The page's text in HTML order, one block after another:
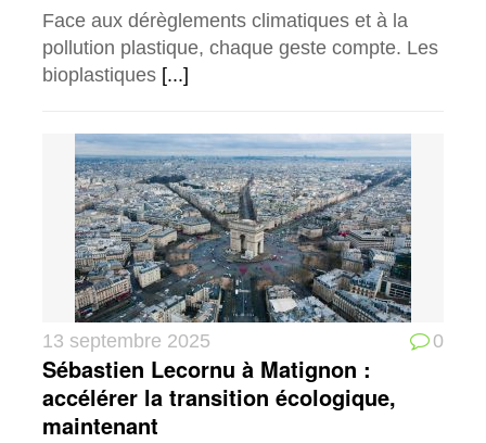
Face aux dérèglements climatiques et à la
pollution plastique, chaque geste compte. Les
bioplastiques [...]
13 septembre 2025 0
Sébastien Lecornu à Matignon :
accélérer la transition écologique,
maintenant